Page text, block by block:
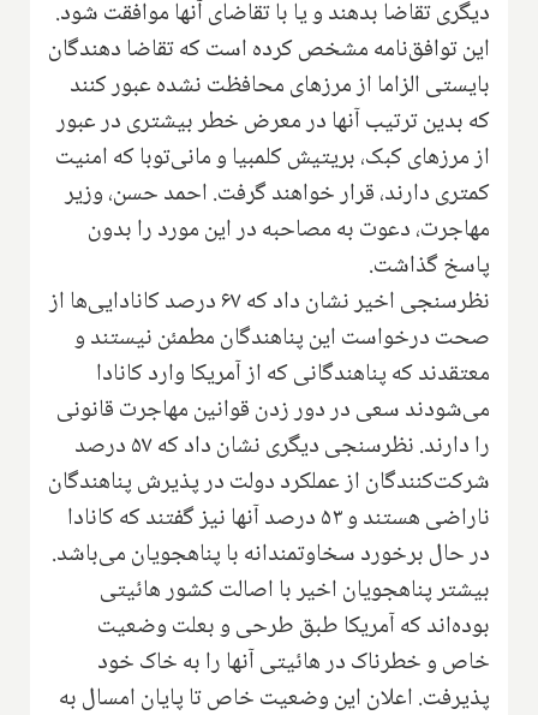
دیگری تقاضا بدهند و یا با تقاضای آنها موافقت شود.
این توافق‌نامه مشخص کرده است که تقاضا دهندگان
بایستی الزاما از مرزهای محافظت نشده‌ عبور کنند
که بدین ترتیب آنها در معرض خطر بیشتری در عبور
از مرزهای کبک، بریتیش کلمبیا و مانی‌توبا که امنیت
کمتری دارند، قرار خواهند گرفت. احمد حسن، وزیر
مهاجرت، دعوت به مصاحبه در این مورد را بدون
پاسخ گذاشت.
نظرسنجی اخیر نشان داد که ۶۷ درصد کانادایی‌ها از
صحت درخواست این پناهندگان مطمئن نیستند و
معتقدند که پناهندگانی که از آمریکا وارد کانادا
می‌شودند سعی در دور زدن قوانین مهاجرت قانونی
را دارند. نظرسنجی دیگری نشان داد که ۵۷ درصد
شرکت‌کنندگان از عملکرد دولت در پذیرش پناهندگان
ناراضی هستند و ۵۳ درصد آنها نیز گفتند که کانادا
در حال برخورد سخاوتمندانه با پناهجویان می‌باشد.
بیشتر پناهجویان اخیر با اصالت کشور هائیتی
بوده‌اند که آمریکا طبق طرحی و بعلت وضعیت
خاص و خطرناک در هائیتی آنها را به خاک خود
پذیرفت. اعلان این وضعیت خاص تا پایان امسال به